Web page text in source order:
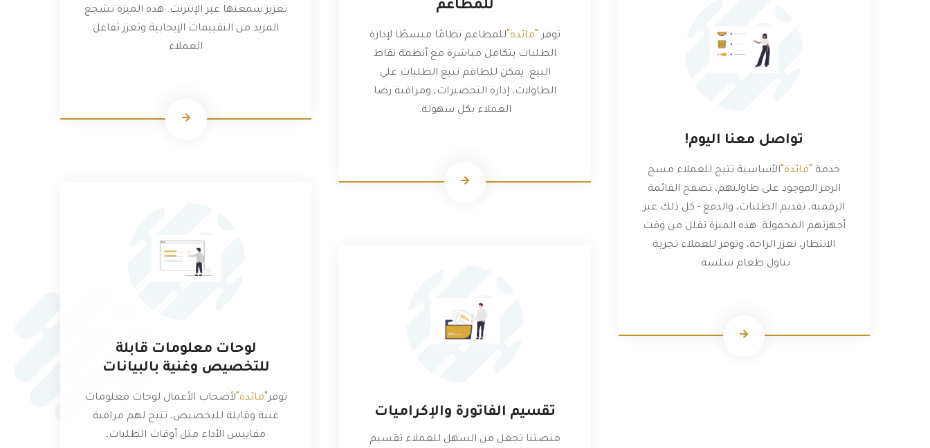
تواصل معنا اليوم!
خدمة "مائدة"الأساسية تتيح للعملاء مسح
الرمز الموجود على طاولتهم، تصفح القائمة
الرقمية، تقديم الطلبات، والدفع - كل ذلك عبر
أجهزتهم المحمولة. هذه الميزة تقلل من وقت
الانتظار، تعزز الراحة، وتوفر للعملاء تجربة
تناول طعام سلسة.
للمطاعم
توفر "مائدة"للمطاعم نظامًا مبسطًا لإدارة
الطلبات يتكامل مباشرة مع أنظمة نقاط
البيع. يمكن للطاقم تتبع الطلبات على
الطاولات، إدارة التحضيرات، ومراقبة رضا
العملاء بكل سهولة.
تقسيم الفاتورة والإكراميات
منصتنا تجعل من السهل للعملاء تقسيم
تعزيز سمعتها عبر الإنترنت. هذه الميزة تشجع
المزيد من التقييمات الإيجابية وتعزز تفاعل
العملاء
لوحات معلومات قابلة
للتخصيص وغنية بالبيانات
توفر"مائدة"لأصحاب الأعمال لوحات معلومات
غنية وقابلة للتخصيص، تتيح لهم مراقبة
مقاييس الأداء مثل أوقات الطلبات،